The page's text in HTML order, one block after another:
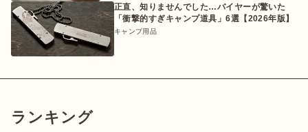
正直、知りませんでした…バイヤーが驚いた
「衝撃的すぎキャンプ道具」6選【2026年版】
キャンプ用品
ランキング